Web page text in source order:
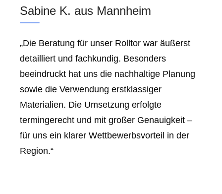
Sabine K. aus Mannheim
„Die Beratung für unser Rolltor war äußerst
detailliert und fachkundig. Besonders
beeindruckt hat uns die nachhaltige Planung
sowie die Verwendung erstklassiger
Materialien. Die Umsetzung erfolgte
termingerecht und mit großer Genauigkeit –
für uns ein klarer Wettbewerbsvorteil in der
Region.“